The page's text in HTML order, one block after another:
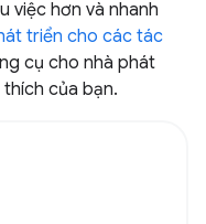
việc hơn và nhanh
triển cho các tác
cụ cho nhà phát
của bạn.